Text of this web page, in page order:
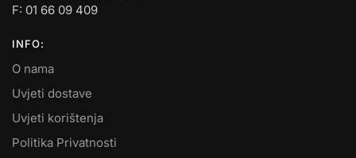
F: 01 66 09 409
INFO:
O nama
Uvjeti dostave
Uvjeti korištenja
Politika Privatnosti